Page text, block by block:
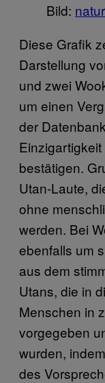
Bild:
Diese Grafik
Darstellung
und zwei
um einen
der
bestätigen.
Utan-Laute,
ohne
werden. Bei
ebenfalls um
aus dem
Utans, die in
Menschen in
vorgegeben
wurden,
des